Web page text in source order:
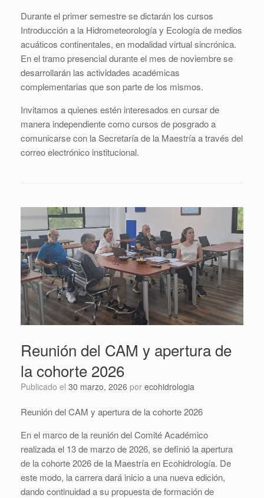
Durante el primer semestre se dictarán los cursos
Introducción a la Hidrometeorología y Ecología de medios
acuáticos continentales, en modalidad virtual sincrónica.
En el tramo presencial durante el mes de noviembre se
desarrollarán las actividades académicas
complementarias que son parte de los mismos.
Invitamos a quienes estén interesados en cursar de
manera independiente como cursos de posgrado a
comunicarse con la Secretaría de la Maestría a través del
correo electrónico institucional.
Reunión del CAM y apertura de
la cohorte 2026
Publicado el 30 marzo, 2026 por ecohidrologia
Reunión del CAM y apertura de la cohorte 2026
En el marco de la reunión del Comité Académico
realizada el 13 de marzo de 2026, se definió la apertura
de la cohorte 2026 de la Maestría en Ecohidrología. De
este modo, la carrera dará inicio a una nueva edición,
dando continuidad a su propuesta de formación de